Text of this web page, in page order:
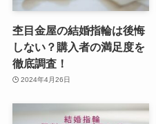
杢目金屋の結婚指輪は後悔
しない？購入者の満足度を
徹底調査！
2024年4月26日